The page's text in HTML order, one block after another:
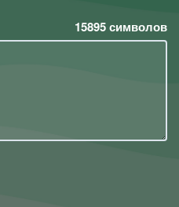
15895символов